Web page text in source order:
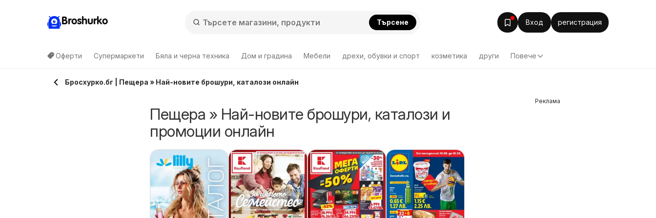
Broshurko Търсене Вход регистрация
Оферти Супермаркети Бяла и черна техника Дом и градина Мебели дрехи, обувки и спорт козметика други Повече
Бросхурко.бг | Пещера » Най-новите брошури, каталози онлайн
Пещера » Най-новите брошури, каталози и
промоции онлайн
Реклама